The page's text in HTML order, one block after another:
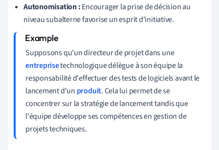
Autonomisation :Encourager la prise de décision au
niveau subalterne favorise un esprit d'initiative.
Supposons qu'un directeur de projet dans une
entreprisetechnologique délègue à son équipe la
responsabilité d'effectuer des tests de logiciels avant le
lancement d'un produit. Cela lui permet de se
concentrer sur la stratégie de lancement tandis que
l'équipe développe ses compétences en gestion de
projets techniques.